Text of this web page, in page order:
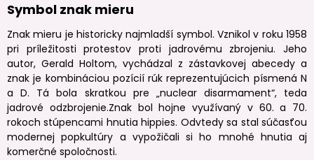
Symbol znak mieru
Znak mieru je historicky najmladší symbol. Vznikol v roku 1958
pri príležitosti protestov proti jadrovému zbrojeniu. Jeho
autor, Gerald Holtom, vychádzal z zástavkovej abecedy a
znak je kombináciou pozícií rúk reprezentujúcich písmená N
a D. Tá bola skratkou pre „nuclear disarmament“, teda
jadrové odzbrojenie.Znak bol hojne využívaný v 60. a 70.
rokoch stúpencami hnutia hippies. Odvtedy sa stal súčasťou
modernej popkultúry a vypožičali si ho mnohé hnutia aj
komerčné spoločnosti.